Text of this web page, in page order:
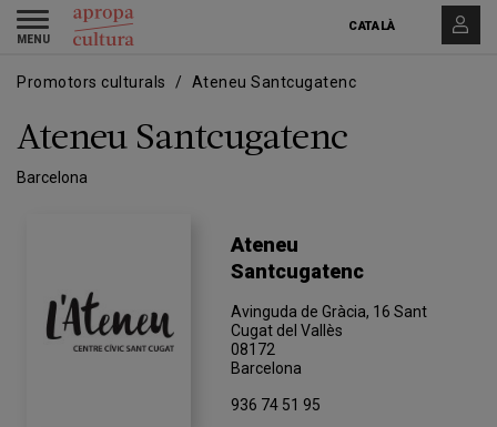
Vés
contingut
Skip
main
CATALÀ
Toggle
navigation
Promotors culturals Ateneu Santcugatenc
Ateneu Santcugatenc
Barcelona
Ateneu
Santcugatenc
Avinguda de Gràcia, 16 Sant
Cugat del Vallès
08172
Barcelona
936 74 51 95